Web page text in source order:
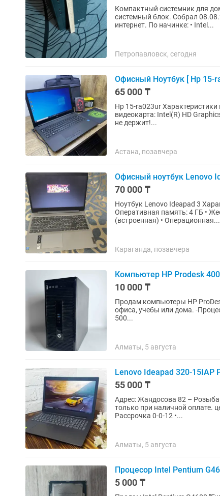
Компактный системник для
системный блок. Собрал
интернет. По начинке: • Intel...
Петропавловск, сегодня
Офисный Ноутбук [ Hp 15-
65 000 ₸
Hp 15-ra023ur Характеристики ноутбука: Процессор: Intel(R) Pentium CPU N3710 Встроенная
видеокарта: Intel(R) HD
не держит!...
Астана, позавчера
Офисный ноутбук Lenovo
70 000 ₸
Ноутбук Lenovo Ideapad 3 Характеристики: • Процессор: Intel Pentium 6405U (2.40 GHz) •
Оперативная память: 4 ГБ •
(встроенная) • Операционная...
Караганда, позавчера
Компьютер HP Prodesk
10 000 ₸
Продам компьютеры HP
офиса, учебы или дома. -Процессор: Intel Pentium G3220 / G3240 -ОЗУ: 4 ГБ DDR3 -Жесткий диск:
500...
Алматы, 5 августа
Lenovo Ideapad 320-15IAP
55 000 ₸
Адрес: Жандосова 82 – Розыбакиева
только при наличной оплате.
Рассрочка 0-0-12 •...
Алматы, 5 августа
Процесор Intel Pentium
5 000 ₸